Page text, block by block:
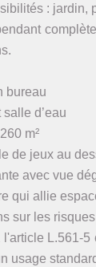
: jardin,
bureau
d’eau
m²
de jeux au
avec vue
qui allie
sur les
l'article L.561-
usage